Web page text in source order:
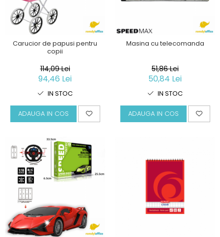
Carucior de papusi pentru
copii
114,09 Lei
94,46 Lei
IN STOC
ADAUGA IN COS
Masina cu telecomanda
51,86 Lei
50,84 Lei
IN STOC
ADAUGA IN COS